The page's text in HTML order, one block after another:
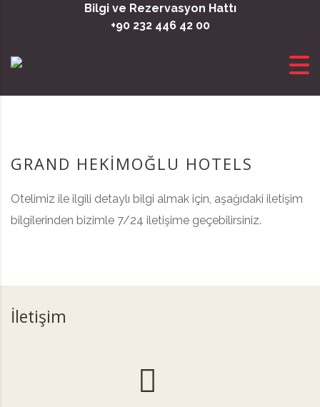
Bilgi ve Rezervasyon Hattı
+90 232 446 42 00
GRAND HEKİMOĞLU HOTELS
Otelimiz ile ilgili detaylı bilgi almak için, aşağıdaki iletişim
bilgilerinden bizimle 7/24 iletişime geçebilirsiniz.
İletişim